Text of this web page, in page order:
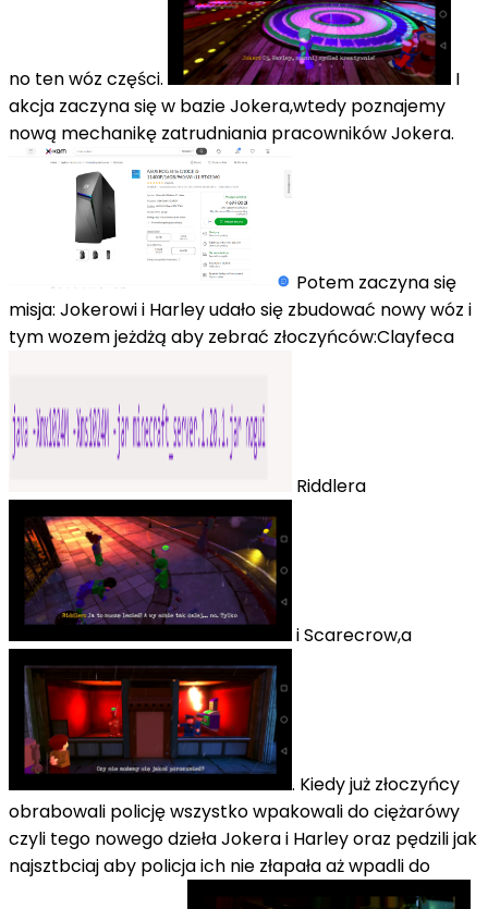
no ten wóz części.
I
akcja zaczyna się w bazie Jokera,wtedy poznajemy
nową mechanikę zatrudniania pracowników Jokera.
Potem zaczyna się
misja: Jokerowi i Harley udało się zbudować nowy wóz i
tym wozem jeżdżą aby zebrać złoczyńców:Clayfeca
Riddlera
i Scarecrow,a
. Kiedy już złoczyńcy
obrabowali policję wszystko wpakowali do ciężarówy
czyli tego nowego dzieła Jokera i Harley oraz pędzili jak
najsztbciaj aby policja ich nie złapała aż wpadli do